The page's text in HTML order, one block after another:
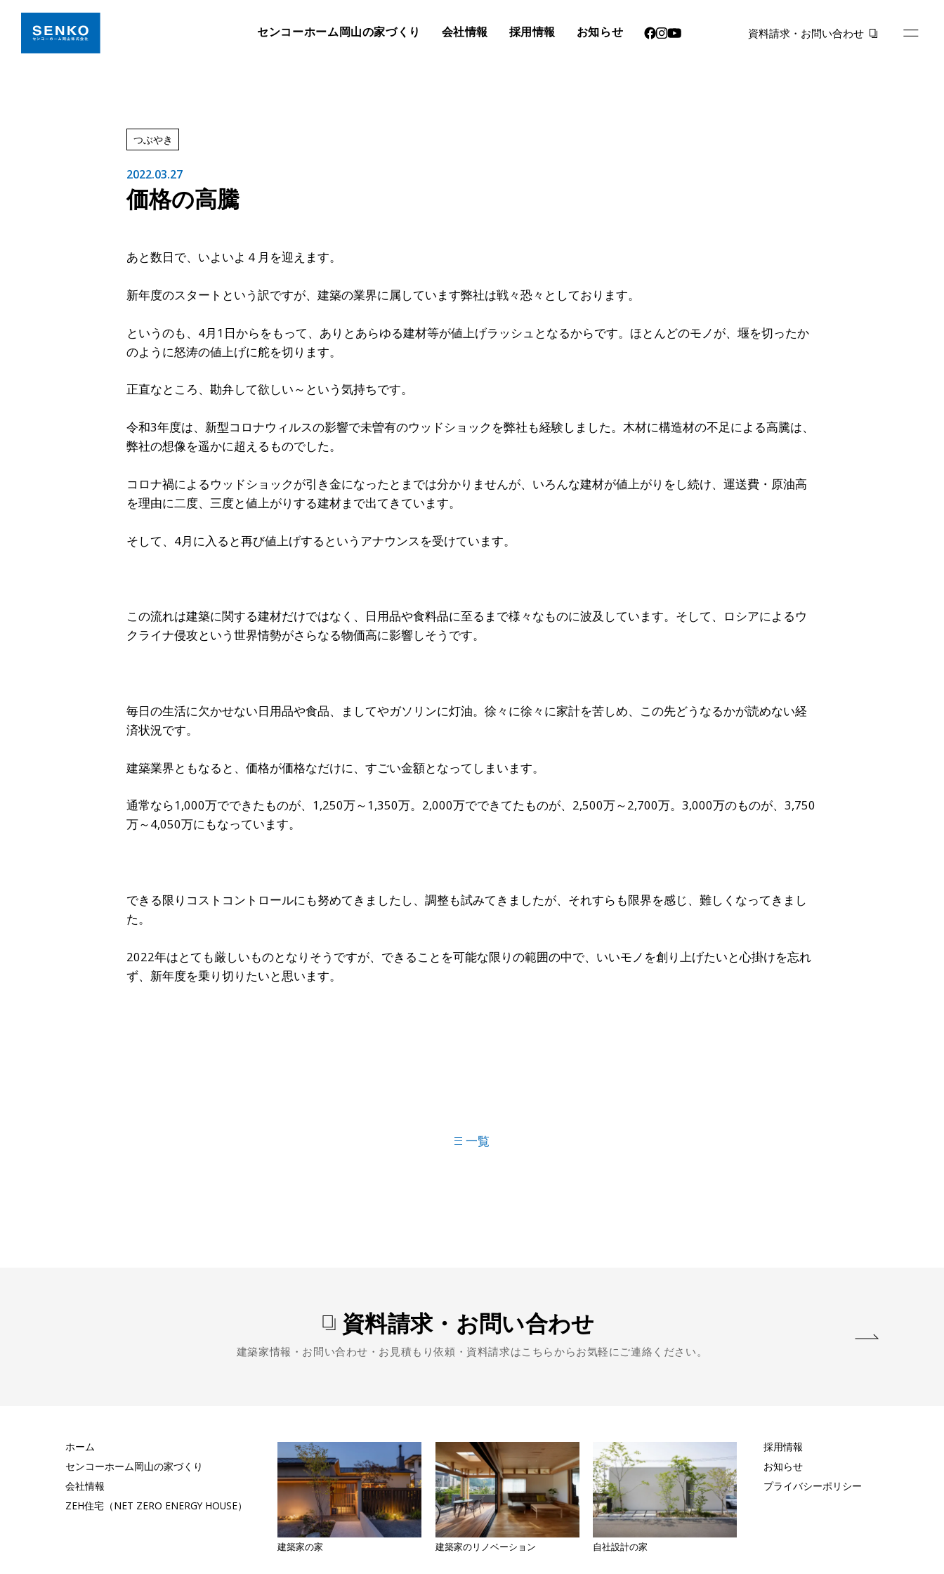
センコーホーム岡山の家づくり 会社情報 採用情報 お知らせ 資料請求・お問い合わせ
つぶやき
2022.03.27
価格の高騰
あと数日で、いよいよ４月を迎えます。
新年度のスタートという訳ですが、建築の業界に属しています弊社は戦々恐々としております。
というのも、4月1日からをもって、ありとあらゆる建材等が値上げラッシュとなるからです。ほとんどのモノが、堰を切ったか
のように怒涛の値上げに舵を切ります。
正直なところ、勘弁して欲しい～という気持ちです。
令和3年度は、新型コロナウィルスの影響で未曽有のウッドショックを弊社も経験しました。木材に構造材の不足による高騰は、
弊社の想像を遥かに超えるものでした。
コロナ禍によるウッドショックが引き金になったとまでは分かりませんが、いろんな建材が値上がりをし続け、運送費・原油高
を理由に二度、三度と値上がりする建材まで出てきています。
そして、4月に入ると再び値上げするというアナウンスを受けています。
この流れは建築に関する建材だけではなく、日用品や食料品に至るまで様々なものに波及しています。そして、ロシアによるウ
クライナ侵攻という世界情勢がさらなる物価高に影響しそうです。
毎日の生活に欠かせない日用品や食品、ましてやガソリンに灯油。徐々に徐々に家計を苦しめ、この先どうなるかが読めない経
済状況です。
建築業界ともなると、価格が価格なだけに、すごい金額となってしまいます。
通常なら1,000万でできたものが、1,250万～1,350万。2,000万でできてたものが、2,500万～2,700万。3,000万のものが、3,750
万～4,050万にもなっています。
できる限りコストコントロールにも努めてきましたし、調整も試みてきましたが、それすらも限界を感じ、難しくなってきまし
た。
2022年はとても厳しいものとなりそうですが、できることを可能な限りの範囲の中で、いいモノを創り上げたいと心掛けを忘れ
ず、新年度を乗り切りたいと思います。
一覧
資料請求・お問い合わせ
建築家情報・お問い合わせ・お見積もり依頼・資料請求はこちらからお気軽にご連絡ください。
ホーム
センコーホーム岡山の家づくり
会社情報
ZEH住宅（NET ZERO ENERGY HOUSE）
建築家の家 建築家のリノベーション 自社設計の家
採用情報
お知らせ
プライバシーポリシー